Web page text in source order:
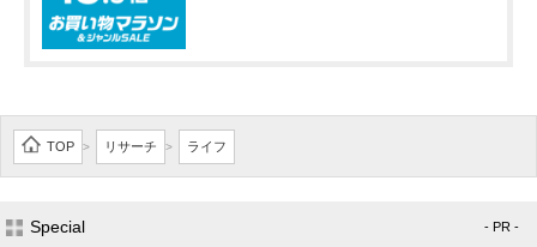
TOP > リサーチ > ライフ
Special - PR -